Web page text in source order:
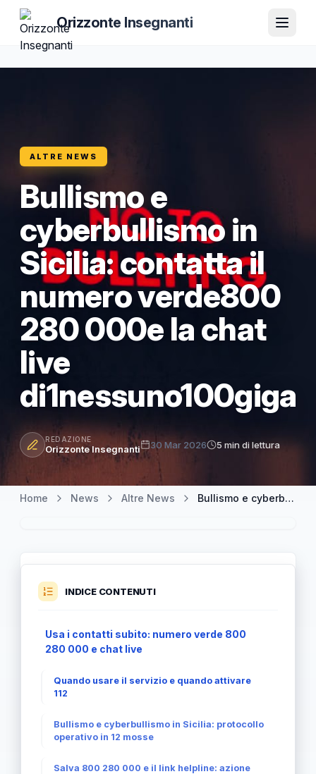
Orizzonte Insegnanti
ALTRE NEWS
Bullismo e
cyberbullismo in
Sicilia: contatta il
numero verde800
280 000e la chat
live
di1nessuno100giga
REDAZIONE
Orizzonte Insegnanti 30 Mar 2026 5 min di lettura
Home News Altre News Bullismo e cyberbullismo in Sicilia: contatta il numero verde800 280 000e la chat live di1nessuno100giga
INDICE CONTENUTI
Usa i contatti subito: numero verde 800
280 000 e chat live
Quando usare il servizio e quando attivare
112
Bullismo e cyberbullismo in Sicilia: protocollo
operativo in 12 mosse
Salva 800 280 000 e il link helpline: azione